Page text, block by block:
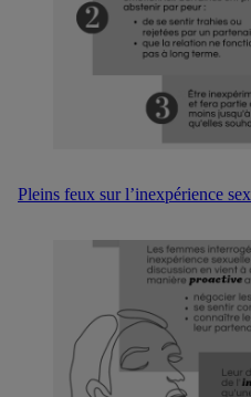
Pleins feux sur l’inexpérience